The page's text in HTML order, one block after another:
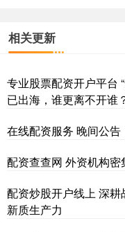
相关更新
专业股票配资开户平台
已出海，谁更离不开谁
在线配资服务 晚间公
配资查查网 外资机构
配资炒股开户线上 深耕
新质生产力